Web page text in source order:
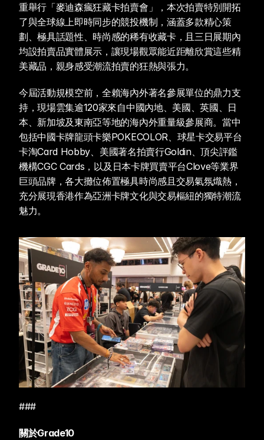
重舉行「麥迪森瘋狂藏卡拍賣會」，本次拍賣特別開拓
了與全球線上即時同步的競投機制，涵蓋多款精心策
劃、極具話題性、時尚感的稀有收藏卡，且三日展期內
均設拍賣品實體展示，讓現場觀眾能近距離欣賞這些精
美藏品，親身感受潮流拍賣的狂熱與張力。
今屆活動規模空前，全賴海內外著名參展單位的鼎力支
持，現場雲集逾120家來自中國內地、美國、英國、日
本、新加坡及東南亞等地的海內外重量級參展商。當中
包括中國卡牌龍頭卡樂POKECOLOR、球星卡交易平台
卡淘Card Hobby、美國著名拍賣行Goldin、頂尖評鑑
機構CGC Cards，以及日本卡牌買賣平台Clove等業界
巨頭品牌，各大攤位佈置極具時尚感且交易氣氛熾熱，
充分展現香港作為亞洲卡牌文化與交易樞紐的獨特潮流
魅力。
###
關於Grade10